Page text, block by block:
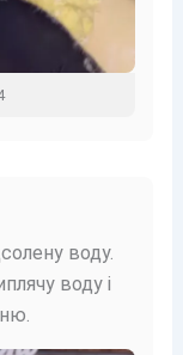
воду.
воду і